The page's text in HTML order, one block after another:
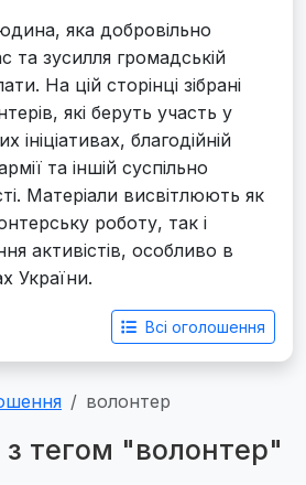
яка добровільно
та зусилля громадській
На цій сторінці зібрані
які беруть участь у
ініціативах, благодійній
та іншій суспільно
Матеріали висвітлюють як
роботу, так і
активістів, особливо в
України.
Всі оголошення
волонтер
тегом "волонтер"